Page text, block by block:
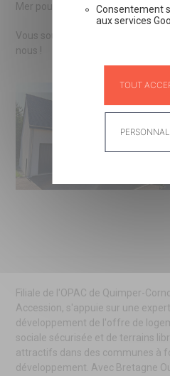
Consentement
aux services
TOUT
Mer pour leur confiance !
Vous souhaitez devenir
nous !
Filiale de l'OPAC de Quimper-
Accession, s'appuie sur une
développement de l'offre de
sociale sécurisée et de terrains
attractifs dans des communes à
développement. Avec Bretagne